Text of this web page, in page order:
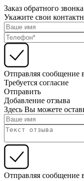
Заказ обратного звонка
Укажите свои
Отправляя сообщение
Требуется согласие
Отправить
Добавление отзыва
Здесь Вы можете
Отправляя сообщение